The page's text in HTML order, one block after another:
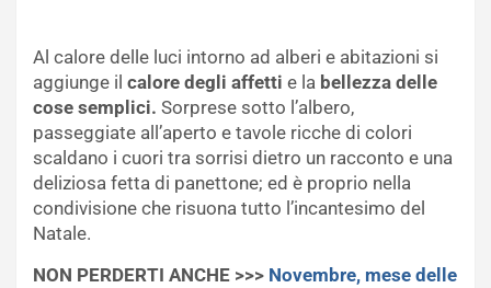
Al calore delle luci intorno ad alberi e abitazioni si
aggiunge il calore degli affetti e la bellezza delle
cose semplici. Sorprese sotto l’albero,
passeggiate all’aperto e tavole ricche di colori
scaldano i cuori tra sorrisi dietro un racconto e una
deliziosa fetta di panettone; ed è proprio nella
condivisione che risuona tutto l’incantesimo del
Natale.
NON PERDERTI ANCHE >>> Novembre, mese delle